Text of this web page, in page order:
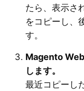
たら、表示さ
をコピーし、
す。
Magento
します。
最近コピーし